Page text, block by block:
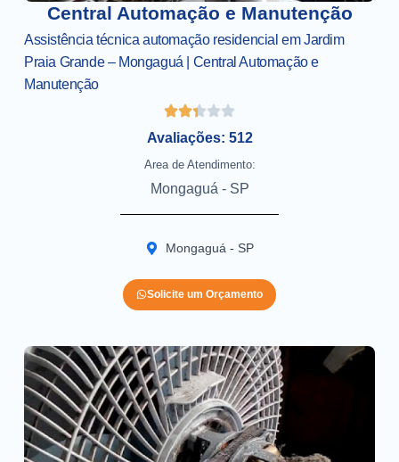
Central Automação e Manutenção
Assistência técnica automação residencial em Jardim
Praia Grande – Mongaguá | Central Automação e
Manutenção
Avaliações: 512
Area de Atendimento:
Mongaguá - SP
Mongaguá - SP
Solicite um Orçamento